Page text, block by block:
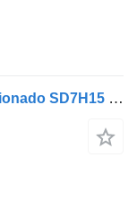
Volvo FL6 Compressor de Ar Condicionado SD7H15 FL 11007314 airconditioner compressor voor Volvo vrachtwagen